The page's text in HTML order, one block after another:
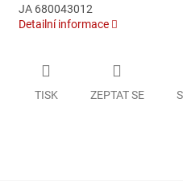
JA 680043012
Detailní informace
TISK ZEPTAT SE